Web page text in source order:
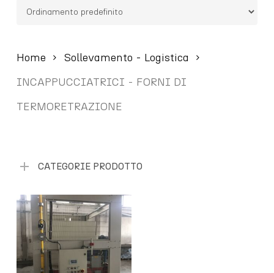
Home
Sollevamento - Logistica
INCAPPUCCIATRICI - FORNI DI
TERMORETRAZIONE
CATEGORIE PRODOTTO